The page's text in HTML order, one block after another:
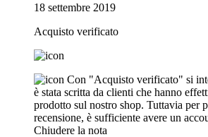
18 settembre 2019
Acquisto verificato
Con "Acquisto verificato" si
è stata scritta da clienti che hanno
prodotto sul nostro shop. Tuttavia per
recensione, è sufficiente avere un
Chiudere la nota